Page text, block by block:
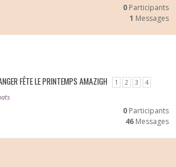
0 Participants
1 Messages
FÊTE LE PRINTEMPS AMAZIGH 1 2 3 4
0 Participants
46 Messages